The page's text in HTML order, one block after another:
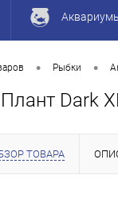
• Рыбки •
Dark
ТОВАРА